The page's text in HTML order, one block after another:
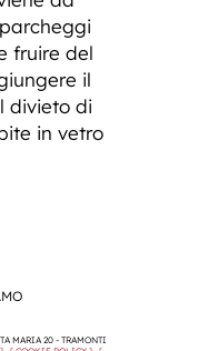
fruire del
il
divieto di
in vetro
MARIA 20 - TRAMONTI